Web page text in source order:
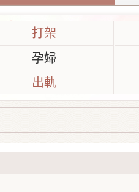
打架
孕婦
出軌